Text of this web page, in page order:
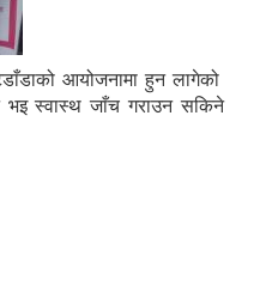
आयोजनामा हुन लागेको
भइ स्वास्थ जाँच गराउन सकिने